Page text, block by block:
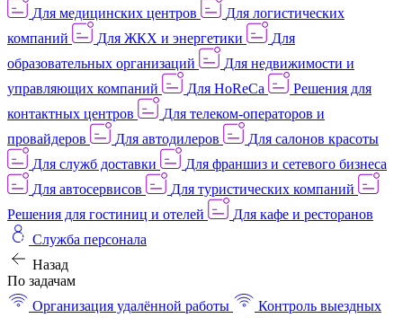
Для медицинских центров
Для логистических
компаний
Для ЖКХ и энергетики
Для
образовательных организаций
Для недвижимости и
управляющих компаний
Для HoReCa
Решения для
контактных центров
Для телеком-операторов и
провайдеров
Для автодилеров
Для салонов красоты
Для служб доставки
Для франшиз и сетевого бизнеса
Для автосервисов
Для туристических компаний
Решения для гостиниц и отелей
Для кафе и ресторанов
Служба персонала
Назад
По задачам
Организация удалённой работы
Контроль выездных